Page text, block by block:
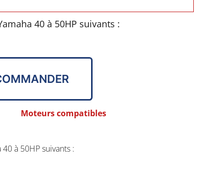
40 à 50HP suivants :
Moteurs compatibles
à 50HP suivants :